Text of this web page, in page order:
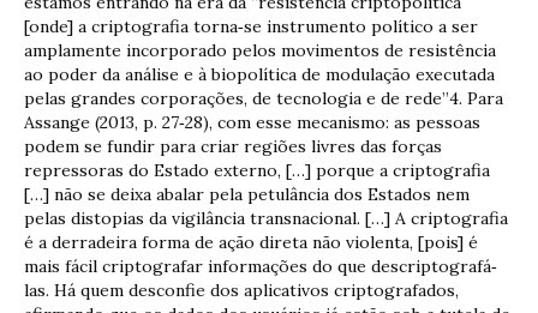
[onde] a criptografia torna‐se instrumento político a ser
amplamente incorporado pelos movimentos de resistência
ao poder da análise e à biopolítica de modulação executada
pelas grandes corporações, de tecnologia e de rede”4. Para
Assange (2013, p. 27‐28), com esse mecanismo: as pessoas
podem se fundir para criar regiões livres das forças
repressoras do Estado externo, […] porque a criptografia
[…] não se deixa abalar pela petulância dos Estados nem
pelas distopias da vigilância transnacional. […] A criptografia
é a derradeira forma de ação direta não violenta, [pois] é
mais fácil criptografar informações do que descriptografá‐
las. Há quem desconfie dos aplicativos criptografados,